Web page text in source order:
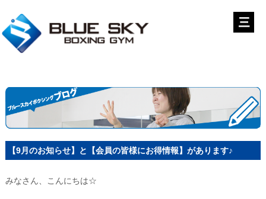
【9月のお知らせ】と【会員の皆様にお得情報】があります♪
みなさん、こんにちは☆